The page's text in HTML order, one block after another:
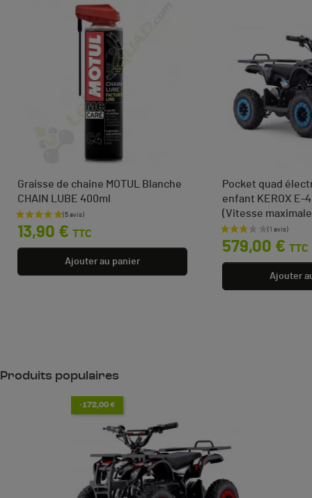
Graisse de chaine MOTUL Blanche
CHAIN LUBE 400ml
Prix
13,90 € TTC
Ajouter au panier
Pocket quad
enfant KEROX E-
(Vitesse
Prix
579,00 € TTC
Ajouter
Produits populaires
-172,00 €